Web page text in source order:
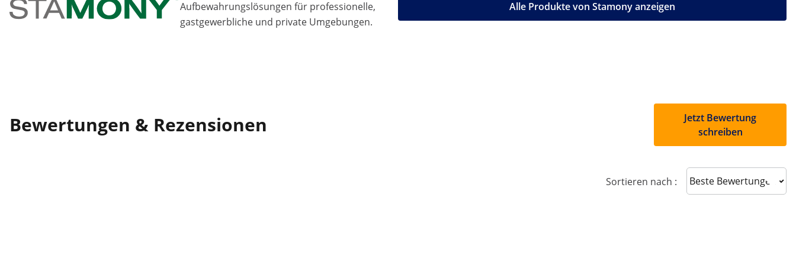
Aufbewahrungslösungen für professionelle,
gastgewerbliche und private Umgebungen.
Alle Produkte von Stamony anzeigen
Bewertungen & Rezensionen
Jetzt Bewertung
schreiben
Sortieren nach : Sort reviews